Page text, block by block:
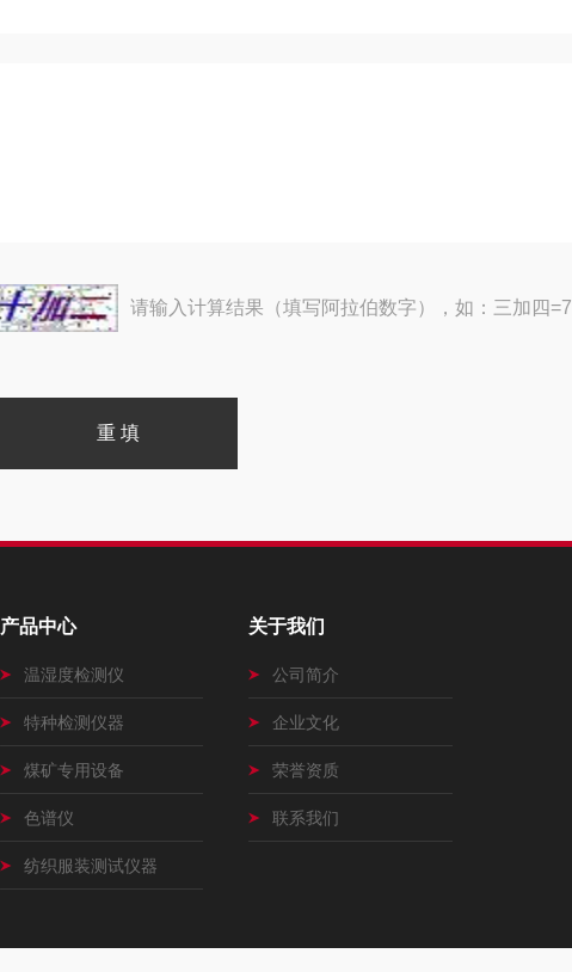
请输入计算结果（填写阿拉伯数字），如：三加四=7
产品中心
温湿度检测仪
特种检测仪器
煤矿专用设备
色谱仪
纺织服装测试仪器
关于我们
公司简介
企业文化
荣誉资质
联系我们